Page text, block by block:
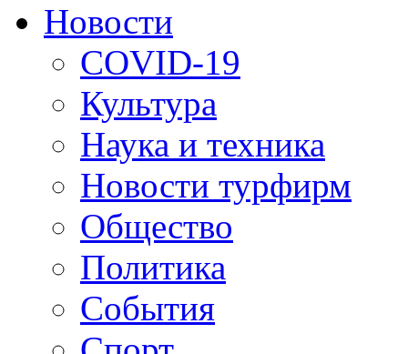
Новости
COVID-19
Культура
Наука и техника
Новости турфирм
Общество
Политика
События